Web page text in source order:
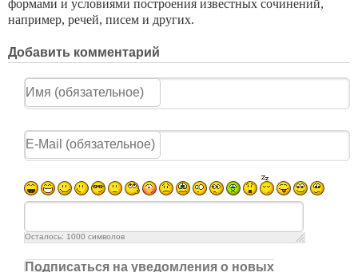
формами и условиями построения извест­ных сочинений,
например, речей, писем и других.
Добавить комментарий
Осталось: 1000 символов
Подписаться на уведомления о новых